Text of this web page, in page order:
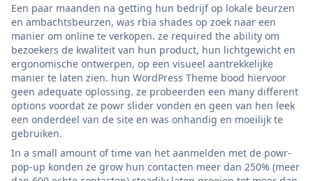
Een paar maanden na getting hun bedrijf op lokale beurzen
en ambachtsbeurzen, was rbia shades op zoek naar een
manier om online te verkopen. ze required the ability om
bezoekers de kwaliteit van hun product, hun lichtgewicht en
ergonomische ontwerpen, op een visueel aantrekkelijke
manier te laten zien. hun WordPress Theme bood hiervoor
geen adequate oplossing. ze probeerden een many different
options voordat ze powr slider vonden en geen van hen leek
een onderdeel van de site en was onhandig en moeilijk te
gebruiken.
In a small amount of time van het aanmelden met de powr-
pop-up konden ze grow hun contacten meer dan 250% (meer